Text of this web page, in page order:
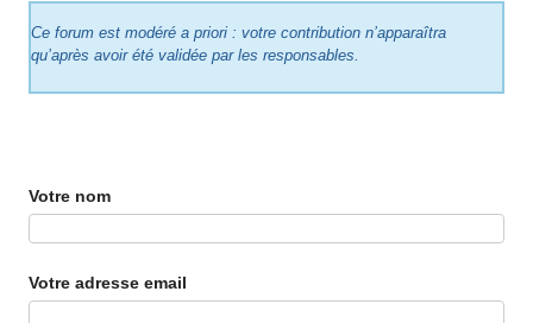
Ce forum est modéré a priori : votre contribution n’apparaîtra
qu’après avoir été validée par les responsables.
Votre nom
Votre adresse email